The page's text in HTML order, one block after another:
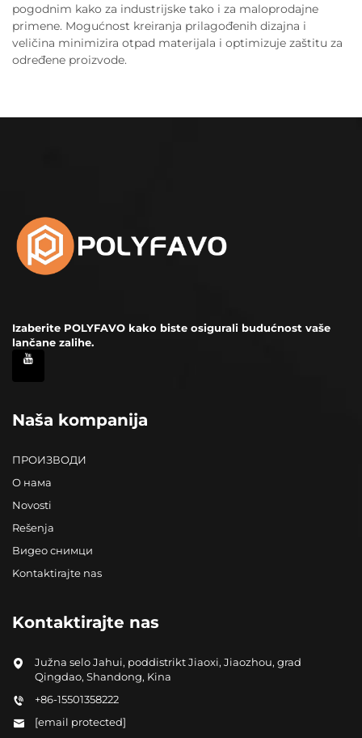
pogodnim kako za industrijske tako i za maloprodajne
primene. Mogućnost kreiranja prilagođenih dizajna i
veličina minimizira otpad materijala i optimizuje zaštitu za
određene proizvode.
Izaberite POLYFAVO kako biste osigurali budućnost vaše
lančane zalihe.
Naša kompanija
ПРОИЗВОДИ
О нама
Novosti
Rešenja
Видео снимци
Kontaktirajte nas
Kontaktirajte nas
Južna selo Jahui, poddistrikt Jiaoxi, Jiaozhou, grad
Qingdao, Shandong, Kina
+86-15501358222
[email protected]